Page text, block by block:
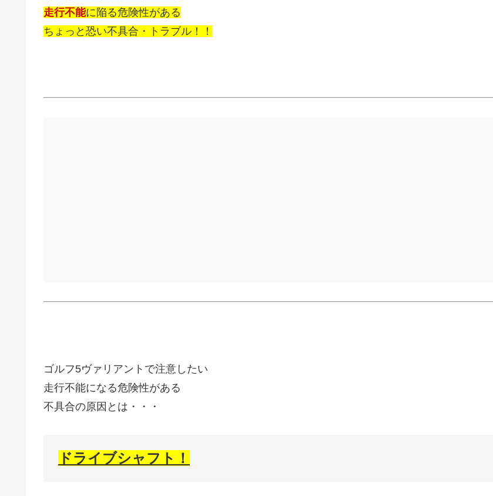
走行不能に陥る危険性がある
ちょっと恐い不具合・トラブル！！
ゴルフ5ヴァリアントで注意したい
走行不能になる危険性がある
不具合の原因とは・・・
ドライブシャフト！